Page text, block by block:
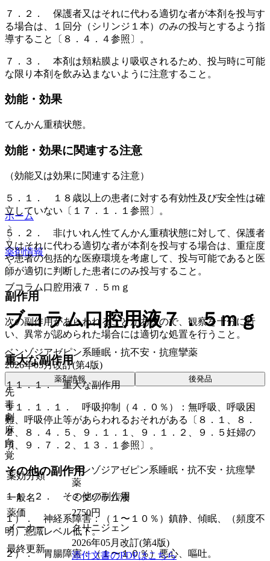
７．２． 保護者又はそれに代わる適切な者が本剤を投与す
る場合は、１回分（シリンジ１本）のみの投与とするよう指
導すること〔８．４．４参照〕。
７．３． 本剤は頬粘膜より吸収されるため、投与時に可能
な限り本剤を飲み込まないように注意すること。
効能・効果
てんかん重積状態。
効能・効果に関連する注意
（効能又は効果に関連する注意）
５．１． １８歳以上の患者に対する有効性及び安全性は確
立していない〔１７．１．１参照〕。
５．２． 非けいれん性てんかん重積状態に対して、保護者
又はそれに代わる適切な者が本剤を投与する場合は、重症度
や患者の包括的な医療環境を考慮して、投与可能であると医
師が適切に判断した患者にのみ投与すること。
副作用
次の副作用があらわれることがあるので、観察を十分に行
い、異常が認められた場合には適切な処置を行うこと。
重大な副作用
１１．１． 重大な副作用
１１．１．１． 呼吸抑制（４．０％）：無呼吸、呼吸困
難、呼吸停止等があらわれるおそれがある〔８．１、８．
２、８．４．５、９．１．１、９．１．２、９．５妊婦の
項、９．７．２、１３．１参照〕。
その他の副作用
１１．２． その他の副作用
１）． 神経系障害：（１〜１０％）鎮静、傾眠、（頻度不
明）意識レベル低下。
２）． 胃腸障害：（１〜１０％）悪心、嘔吐。
ホーム
薬剤情報
ブコラム口腔用液７．５ｍｇ
ブコラム口腔用液７．５ｍｇ
ベンゾジアゼピン系睡眠・抗不安・抗痙攣薬
2026年05月改訂(第4版)
薬剤情報 後発品
先
毒
劇
麻
向
覚
薬効分類
ベンゾジアゼピン系睡眠・抗不安・抗痙攣
薬
一般名
ミダゾラム液
薬価
2750円
メーカー
クリニジェン
最終更新
2026年05月改訂(第4版)
添付文書のPDFはこちら